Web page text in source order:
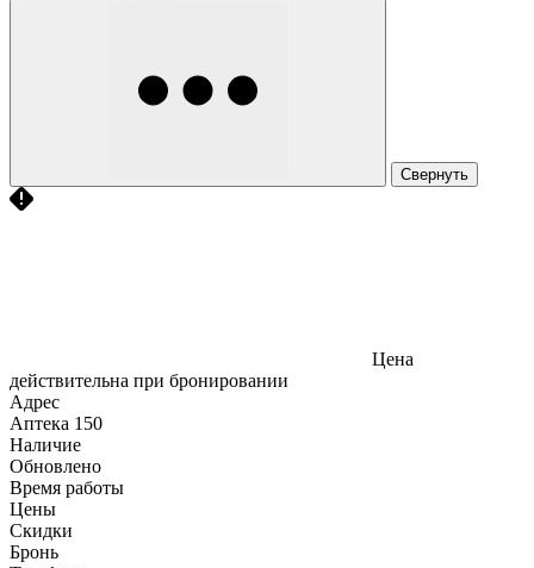
Свернуть
Цена
действительна при бронировании
Адрес
Аптека 150
Наличие
Обновлено
Время работы
Цены
Скидки
Бронь